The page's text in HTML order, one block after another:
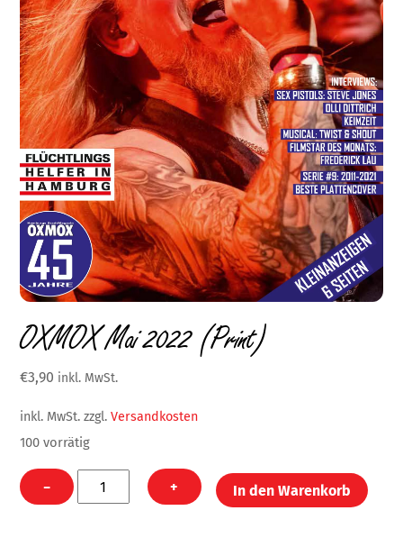
OXMOX Mai 2022 (Print)
€3,90 inkl. MwSt.
inkl. MwSt. zzgl.Versandkosten
100 vorrätig
− + In den Warenkorb